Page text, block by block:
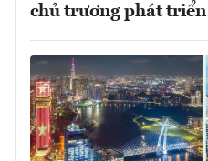
chủ trương phát